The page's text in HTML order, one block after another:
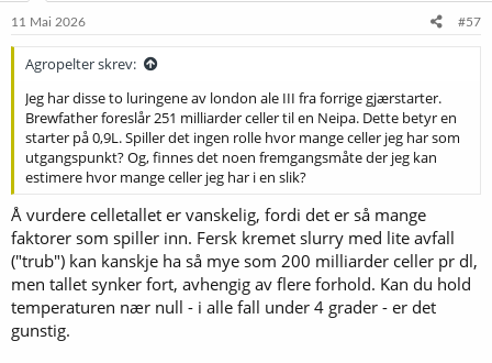
e
11 Mai 2026 #57
Agropelter skrev:
Jeg har disse to luringene av london ale III fra forrige gjærstarter.
Brewfather foreslår 251 milliarder celler til en Neipa. Dette betyr en
starter på 0,9L. Spiller det ingen rolle hvor mange celler jeg har som
utgangspunkt? Og, finnes det noen fremgangsmåte der jeg kan
estimere hvor mange celler jeg har i en slik?
Å vurdere celletallet er vanskelig, fordi det er så mange
faktorer som spiller inn. Fersk kremet slurry med lite avfall
("trub") kan kanskje ha så mye som 200 milliarder celler pr dl,
men tallet synker fort, avhengig av flere forhold. Kan du hold
temperaturen nær null - i alle fall under 4 grader - er det
gunstig.